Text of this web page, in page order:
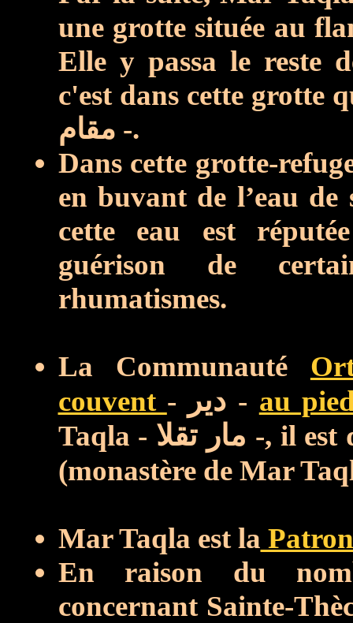
une grotte située au
Elle y passa le reste
c'est dans cette grotte
مقام -.
Dans cette grotte-
en buvant de l’eau de
cette eau est
guérison de
rhumatismes.
La Communauté
couvent - - au
Taqla -
-, il est
(monastère de Mar
Mar Taqla est la
En raison du
concernant Sainte-